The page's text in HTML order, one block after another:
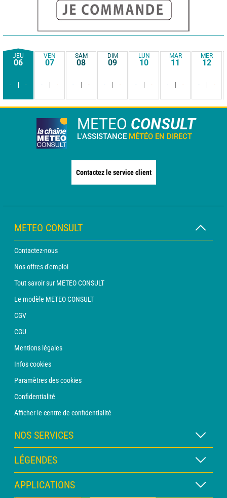
JEU
06
- -
VEN
07
- -
SAM
08
- -
DIM
09
- -
LUN
10
- -
MAR
11
- -
MER
12
- -
METEO CONSULT
L'ASSISTANCE MÉTÉO EN DIRECT
Contactez le service client
METEO CONSULT
Contactez-nous
Nos offres d'emploi
Tout savoir sur METEO CONSULT
Le modèle METEO CONSULT
CGV
CGU
Mentions légales
Infos cookies
Paramètres des cookies
Confidentialité
Afficher le centre de confidentialité
NOS SERVICES
Abonnement METEO Xpert
Abonnement METEO PRO
Consultation avec un prévisionniste
LÉGENDES
Légende des cartes
APPLICATIONS